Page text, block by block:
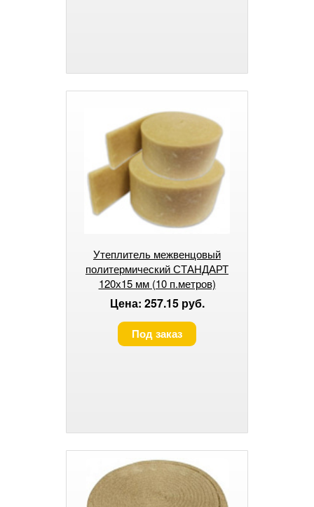
Утеплитель межвенцовый
политермический СТАНДАРТ
120х15 мм (10 п.метров)
Цена: 257.15 руб.
Под заказ